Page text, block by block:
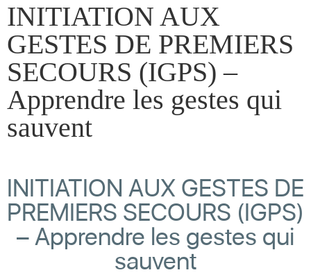
INITIATION AUX
GESTES DE PREMIERS
SECOURS (IGPS) –
Apprendre les gestes qui
sauvent
INITIATION AUX GESTES DE
PREMIERS SECOURS (IGPS)
– Apprendre les gestes qui
sauvent